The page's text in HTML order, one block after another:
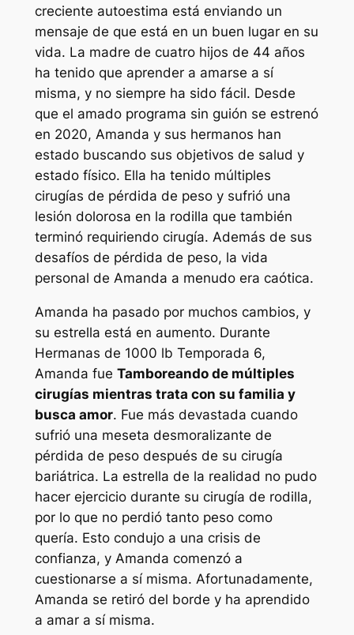
creciente autoestima está enviando un
mensaje de que está en un buen lugar en su
vida. La madre de cuatro hijos de 44 años
ha tenido que aprender a amarse a sí
misma, y ​​no siempre ha sido fácil. Desde
que el amado programa sin guión se estrenó
en 2020, Amanda y sus hermanos han
estado buscando sus objetivos de salud y
estado físico. Ella ha tenido múltiples
cirugías de pérdida de peso y sufrió una
lesión dolorosa en la rodilla que también
terminó requiriendo cirugía. Además de sus
desafíos de pérdida de peso, la vida
personal de Amanda a menudo era caótica.
Amanda ha pasado por muchos cambios, y
su estrella está en aumento. Durante
Hermanas de 1000 lb Temporada 6,
Amanda fue Tamboreando de múltiples
cirugías mientras trata con su familia y
busca amor. Fue más devastada cuando
sufrió una meseta desmoralizante de
pérdida de peso después de su cirugía
bariátrica. La estrella de la realidad no pudo
hacer ejercicio durante su cirugía de rodilla,
por lo que no perdió tanto peso como
quería. Esto condujo a una crisis de
confianza, y Amanda comenzó a
cuestionarse a sí misma. Afortunadamente,
Amanda se retiró del borde y ha aprendido
a amar a sí misma.